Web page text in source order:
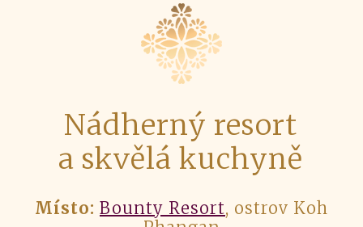
Nádherný resort
a skvělá kuchyně
Místo: Bounty Resort, ostrov Koh